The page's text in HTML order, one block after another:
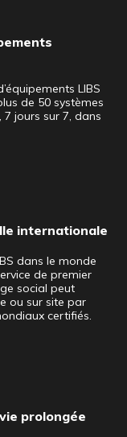
LIBS
de 50 systèmes
7 jours sur 7, dans
internationale
dans le monde
de premier
social peut
ou sur site par
certifiés.
prolongée